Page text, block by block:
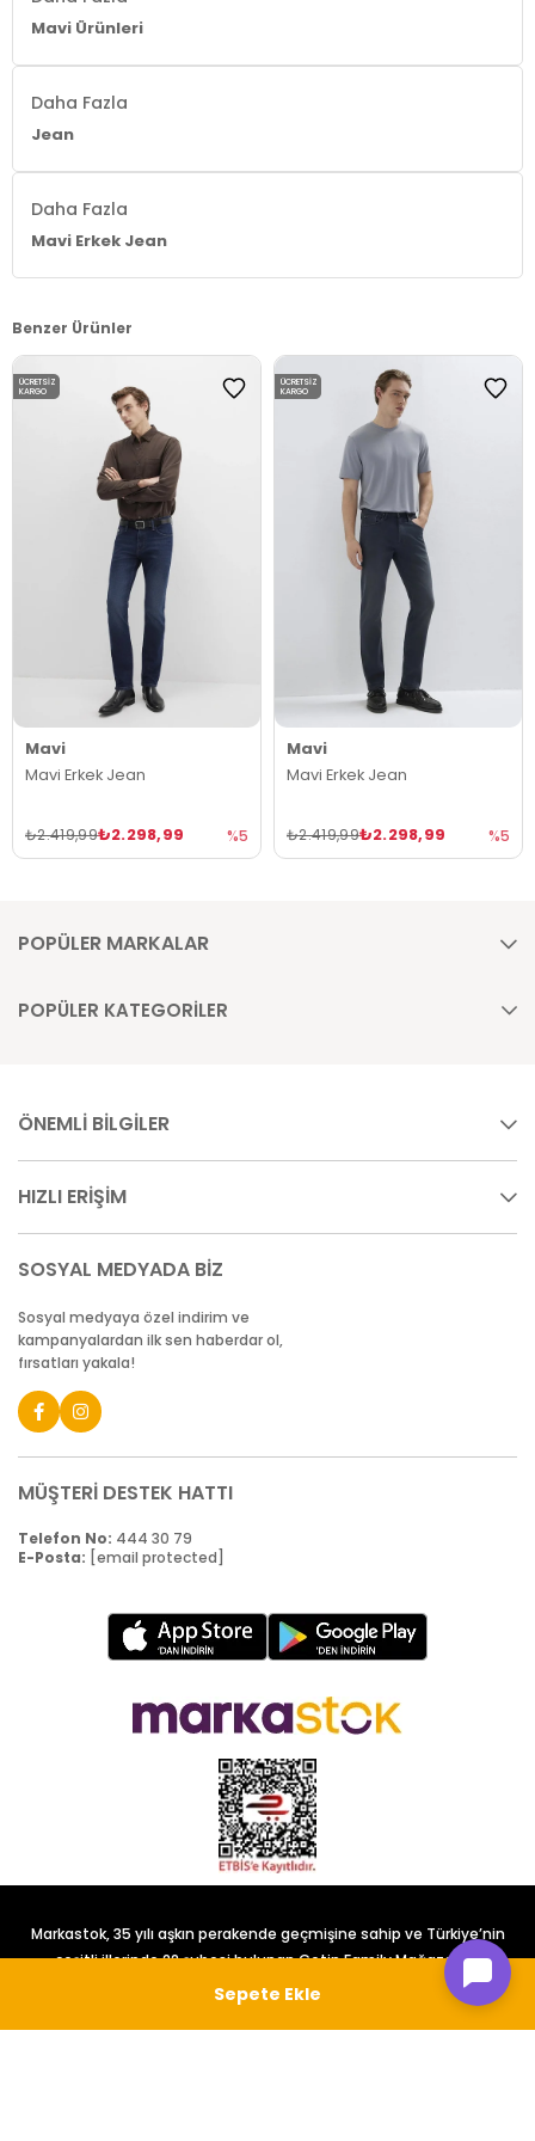
Mavi Ürünleri
Daha Fazla
Jean
Daha Fazla
Mavi Erkek Jean
Benzer Ürünler
Mavi
Mavi Erkek Jean
₺2.298,99
₺2.419,99 %5
ÜCRETSIZ
KARGO
Mavi
Mavi Erkek Jean
₺2.298,99
₺2.419,99 %5
ÜCRETSIZ
KARGO
POPÜLER MARKALAR
POPÜLER KATEGORİLER
ÖNEMLİ BİLGİLER
HIZLI ERİŞİM
SOSYAL MEDYADA BİZ
Sosyal medyaya özel indirim ve
kampanyalardan ilk sen haberdar ol,
fırsatları yakala!
MÜŞTERİ DESTEK HATTI
Telefon No: 444 30 79
E-Posta: [email protected]
Markastok, 35 yılı aşkın perakende geçmişine sahip ve Türkiye’nin
çeşitli illerinde 22 şubesi bulunan Çetin Family Mağazacılık
tarafından kurulmuştur.